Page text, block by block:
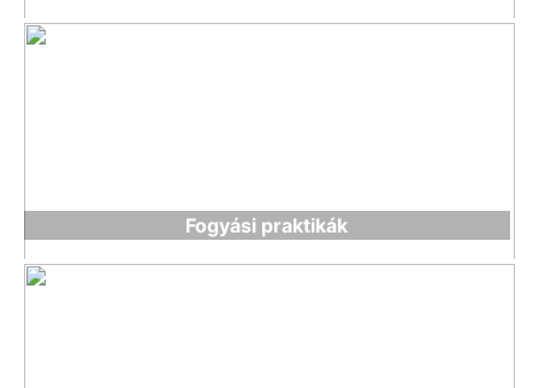
Fogyási praktikák